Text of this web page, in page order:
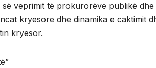
veprimit të prokurorëve publikë dhe
kryesore dhe dinamika e caktimit
kryesor.